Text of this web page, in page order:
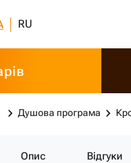
RU
Душова програма
Опис Відгуки